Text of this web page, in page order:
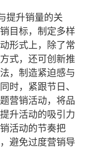
提升销量的关
目标，制定多样
形式上，除了常
式，还可创新推
，制造紧迫感与
时，紧跟节日、
营销活动，将品
升活动的吸引力
活动的节奏把
避免过度营销导